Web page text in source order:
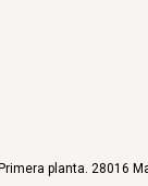
planta. 28016